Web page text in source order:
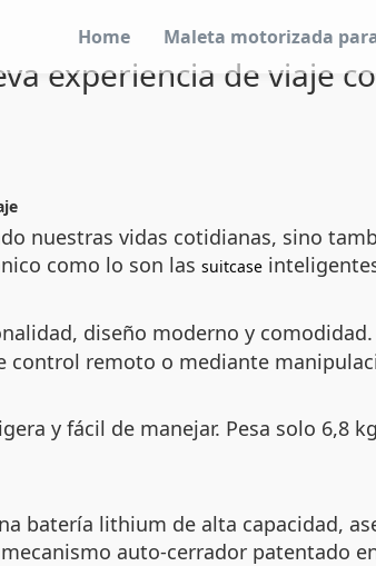
Home Maleta motorizada
experiencia de viaje
nuestras vidas cotidianas, sino
como lo son las suitcase
diseño moderno y
control remoto o mediante
y fácil de manejar. Pesa solo 6,8
batería lithium de alta capacidad,
auto-cerrador patentado